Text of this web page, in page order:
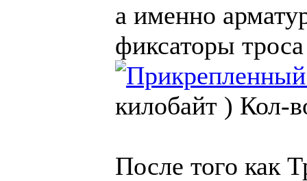
а именно
фиксаторы
килобайт ) Кол-
После того как